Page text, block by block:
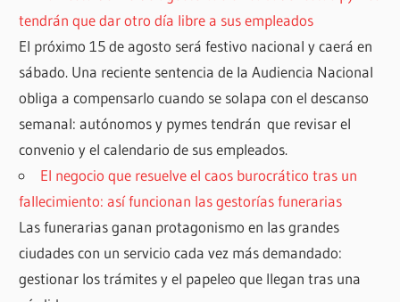
tendrán que dar otro día libre a sus empleados
El próximo 15 de agosto será festivo nacional y caerá en
sábado. Una reciente sentencia de la Audiencia Nacional
obliga a compensarlo cuando se solapa con el descanso
semanal: autónomos y pymes tendrán que revisar el
convenio y el calendario de sus empleados.
El negocio que resuelve el caos burocrático tras un
fallecimiento: así funcionan las gestorías funerarias
Las funerarias ganan protagonismo en las grandes
ciudades con un servicio cada vez más demandado:
gestionar los trámites y el papeleo que llegan tras una